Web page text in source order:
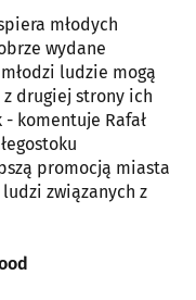
młodych
wydane
ludzie mogą
drugiej strony ich
komentuje Rafał
promocją miasta
związanych z